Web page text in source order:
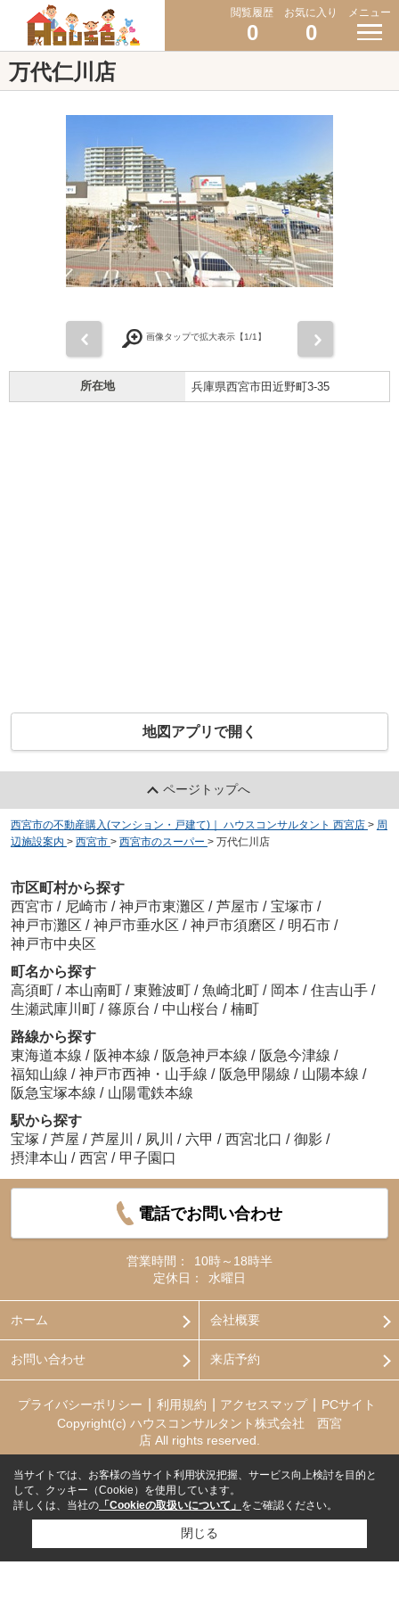
閲覧履歴
0
お気に入り
0
メニュー
万代仁川店
画像タップで拡大表示【1/1】
所在地 兵庫県西宮市田近野町3-35
地図アプリで開く
ページトップへ
西宮市の不動産購入(マンション・戸建て)｜ ハウスコンサルタント 西宮店 > 周
辺施設案内 > 西宮市 > 西宮市のスーパー > 万代仁川店
市区町村から探す
西宮市 / 尼崎市 / 神戸市東灘区 / 芦屋市 / 宝塚市 /
神戸市灘区 / 神戸市垂水区 / 神戸市須磨区 / 明石市 /
神戸市中央区
町名から探す
高須町 / 本山南町 / 東難波町 / 魚崎北町 / 岡本 / 住吉山手 /
生瀬武庫川町 / 篠原台 / 中山桜台 / 楠町
路線から探す
東海道本線 / 阪神本線 / 阪急神戸本線 / 阪急今津線 /
福知山線 / 神戸市西神・山手線 / 阪急甲陽線 / 山陽本線 /
阪急宝塚本線 / 山陽電鉄本線
駅から探す
宝塚 / 芦屋 / 芦屋川 / 夙川 / 六甲 / 西宮北口 / 御影 /
摂津本山 / 西宮 / 甲子園口
電話でお問い合わせ
営業時間：
10時～18時半
定休日：
水曜日
ホーム 会社概要
お問い合わせ 来店予約
プライバシーポリシー 利用規約 アクセスマップ
PCサイト
Copyright(c) ハウスコンサルタント株式会社 西宮
店 All rights reserved.
当サイトでは、お客様の当サイト利用状況把握、サービス向上検討を目的と
して、クッキー（Cookie）を使用しています。
詳しくは、当社の 「Cookieの取扱いについて」 をご確認ください。
閉じる